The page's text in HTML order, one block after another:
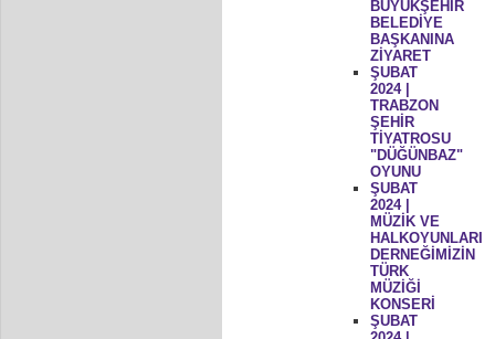
BÜYÜKŞEHİR
BELEDİYE
BAŞKANINA
ZİYARET
ŞUBAT
2024 |
TRABZON
ŞEHİR
TİYATROSU
"DÜĞÜNBAZ"
OYUNU
ŞUBAT
2024 |
MÜZİK VE
HALKOYUNLARI
DERNEĞİMİZİN
TÜRK
MÜZİĞİ
KONSERİ
ŞUBAT